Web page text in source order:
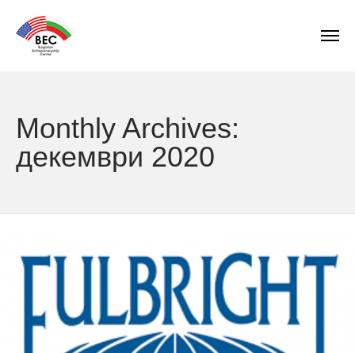
Monthly Archives:
декември 2020